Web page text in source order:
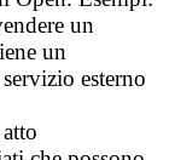
un
un
esterno